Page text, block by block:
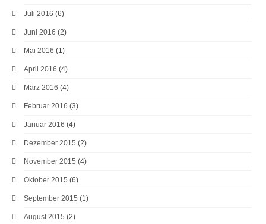
Juli 2016 (6)
Juni 2016 (2)
Mai 2016 (1)
April 2016 (4)
März 2016 (4)
Februar 2016 (3)
Januar 2016 (4)
Dezember 2015 (2)
November 2015 (4)
Oktober 2015 (6)
September 2015 (1)
August 2015 (2)